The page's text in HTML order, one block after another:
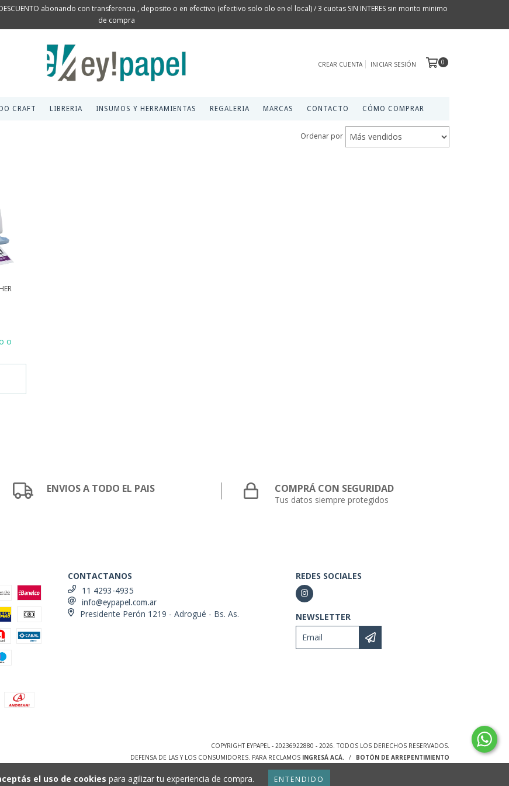
el uso de cookies para agilizar tu experiencia de compra. ENTENDIDO
abonando con transferencia , deposito o en efectivo (efectivo solo olo en el local) / 3 cuotas SIN INTERES sin monto minimo
de compra
CREAR CUENTA INICIAR SESIÓN 0
CRAFT LIBRERIA INSUMOS Y HERRAMIENTAS REGALERIA MARCAS CONTACTO CÓMO COMPRAR
Ordenar por
o
ENVIOS A TODO EL PAIS COMPRÁ CON SEGURIDAD
Tus datos siempre protegidos
CONTACTANOS
11 4293-4935
info@eypapel.com.ar
Presidente Perón 1219 - Adrogué - Bs. As.
REDES SOCIALES
NEWSLETTER
COPYRIGHT EYPAPEL - 20236922880 - 2026. TODOS LOS DERECHOS RESERVADOS.
DEFENSA DE LAS Y LOS CONSUMIDORES. PARA RECLAMOS INGRESÁ ACÁ. / BOTÓN DE ARREPENTIMIENTO